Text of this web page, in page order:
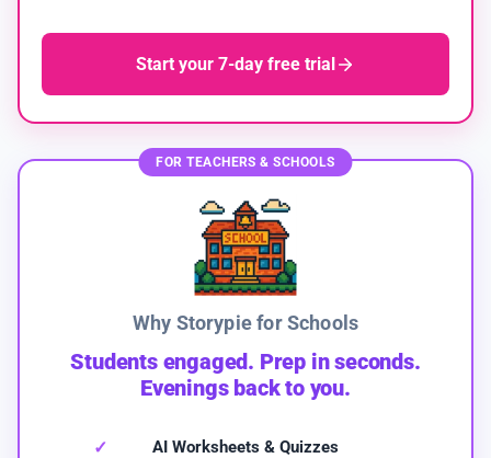
Start your 7-day free trial
FOR TEACHERS & SCHOOLS
Why Storypie for Schools
Students engaged. Prep in seconds.
Evenings back to you.
AI Worksheets & Quizzes